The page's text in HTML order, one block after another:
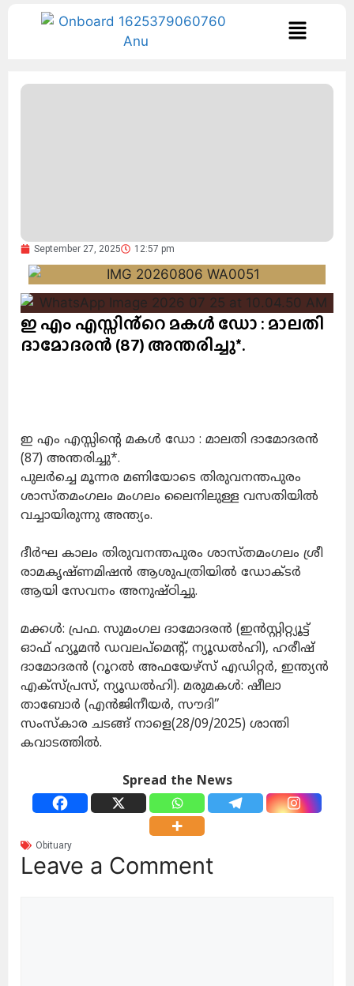
September 27, 2025 12:57 pm
ഇ എം എസ്സിൻ്റെ മകൾ ഡോ : മാലതി
ദാമോദരൻ (87) അന്തരിച്ചു*.
ഇ എം എസ്സിൻ്റെ മകൾ ഡോ : മാലതി ദാമോദരൻ
(87) അന്തരിച്ചു*.
പുലർച്ചെ മൂന്നര മണിയോടെ തിരുവനന്തപുരം
ശാസ്‌തമംഗലം മംഗലം ലൈനിലുള്ള വസതിയിൽ
വച്ചായിരുന്നു അന്ത്യം.
ദീർഘ കാലം തിരുവനന്തപുരം ശാസ്തമംഗലം ശ്രീ
രാമകൃഷ്ണമിഷൻ ആശുപത്രിയിൽ ഡോക്ടർ
ആയി സേവനം അനുഷ്ഠിച്ചു.
മക്കൾ: പ്രഫ. സുമംഗല ദാമോദരൻ (ഇൻസ്റ്റിറ്റ്യൂട്ട്
ഓഫ് ഹ്യൂമൻ ഡവലപ്മെന്റ്, ന്യൂഡൽഹി), ഹരീഷ്
ദാമോദരൻ (റൂറൽ അഫയേഴ്സ് എഡിറ്റർ, ഇന്ത്യൻ
എക്സ്പ്രസ്, ന്യൂഡൽഹി). മരുമകൾ: ഷീലാ
താബോർ (എൻജിനീയർ, സൗദി”
സംസ്കാര ചടങ്ങ് നാളെ(28/09/2025) ശാന്തി
കവാടത്തിൽ.
Spread the News
Obituary
Leave a Comment